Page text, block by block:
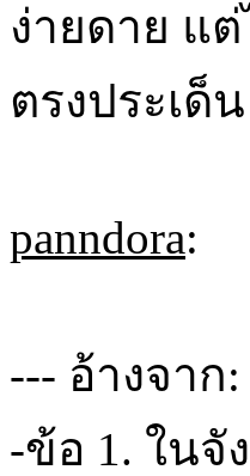
ง่ายดาย แ
ตรงประเด็น
panndora:
--- อ้างจาก:
-ข้อ 1. ใน